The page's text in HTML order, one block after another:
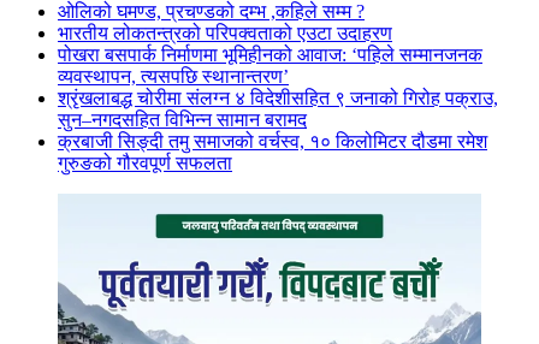
ओलिको घमण्ड, प्रचण्डको दम्भ ,कहिले सम्म ?
भारतीय लोकतन्त्रको परिपक्वताको एउटा उदाहरण
पोखरा बसपार्क निर्माणमा भूमिहीनको आवाज: ‘पहिले सम्मानजनक
व्यवस्थापन, त्यसपछि स्थानान्तरण’
श्रृंखलाबद्ध चोरीमा संलग्न ४ विदेशीसहित ९ जनाको गिरोह पक्राउ,
सुन–नगदसहित विभिन्न सामान बरामद
क्रबाजी सिङ्दी तमु समाजको वर्चस्व, १० किलोमिटर दौडमा रमेश
गुरुङको गौरवपूर्ण सफलता